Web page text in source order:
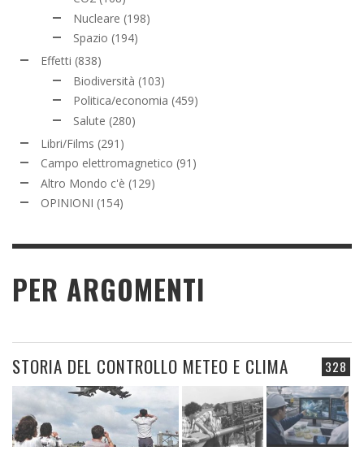
Nucleare (198)
Spazio (194)
Effetti (838)
Biodiversità (103)
Politica/economia (459)
Salute (280)
Libri/Films (291)
Campo elettromagnetico (91)
Altro Mondo c'è (129)
OPINIONI (154)
PER ARGOMENTI
328
STORIA DEL CONTROLLO METEO E CLIMA